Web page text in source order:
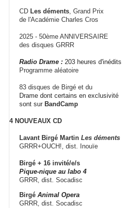
CD Les déments , Grand Prix
de l'Académie Charles Cros
2025 - 50ème ANNIVERSAIRE
des disques GRRR
Radio Drame : 203 heures d'inédits
Programme aléatoire
83 disques de Birgé et du
Drame dont certains en exclusivité
sont sur BandCamp
4 NOUVEAUX CD
Lavant Birgé Martin Les déments
GRRR+OUCH!, dist. Inouïe
Birgé + 16 invité/e/s
Pique-nique au labo 4
GRRR, dist. Socadisc
Birgé Animal Opera
GRRR, dist. Socadisc